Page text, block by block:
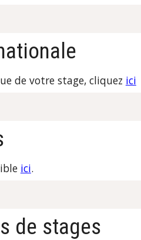
de votre stage, cliquez ici
ici.
de stages